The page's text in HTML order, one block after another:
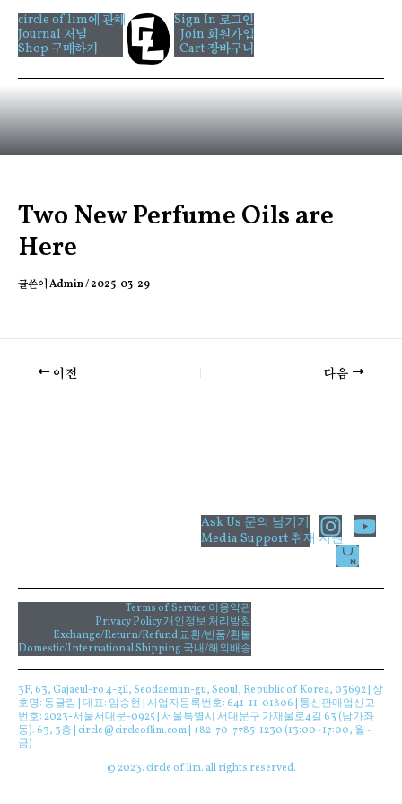
너
뛰
기
circle of lim에 관해
Journal 저널
Shop 구매하기
Sign In 로그인
Join 회원가입
Cart 장바구니
Two New Perfume Oils are
Here
글쓴이Admin/2025-03-29
이전 다음
Ask Us 문의 남기기
Media Support 취재 지원
I
n
s
t
a
m
Y
o
t
Terms of Service 이용약관
Privacy Policy 개인정보 처리방침
Exchange/Return/Refund 교환/반품/환불
Domestic/International Shipping 국내/해외배송
3F, 63, Gajaeul-ro 4-gil, Seodaemun-gu, Seoul, Republic of Korea, 03692 | 상
호명: 동글림 | 대표: 임승현 | 사업자등록번호: 641-11-01806 | 통신판매업신고
번호: 2023-서울서대문-0925 | 서울특별시 서대문구 가재울로4길 63 (남가좌
동). 63, 3층 | circle@circleoflim.com | +82-70-7785-1230 (13:00~17:00, 월~
금)
© 2023. circle of lim. all rights reserved.